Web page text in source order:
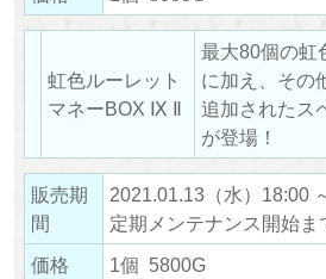
虹色ルーレット
マネーBOX Ⅸ Ⅱ
最大80個の虹
に加え、その
追加されたス
が登場！
販売期
間
2021.01.13（水）18:00
定期メンテナンス開始ま
価格
1個 5800G